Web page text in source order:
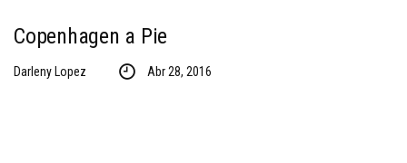
Copenhagen a Pie
Darleny Lopez Abr 28, 2016